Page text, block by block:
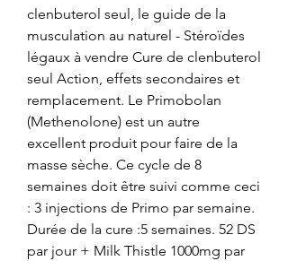
clenbuterol seul, le guide de la
musculation au naturel - Stéroïdes
légaux à vendre Cure de clenbuterol
seul Action, effets secondaires et
remplacement. Le Primobolan
(Methenolone) est un autre
excellent produit pour faire de la
masse sèche. Ce cycle de 8
semaines doit être suivi comme ceci
: 3 injections de Primo par semaine.
Durée de la cure :5 semaines. 52 DS
par jour + Milk Thistle 1000mg par